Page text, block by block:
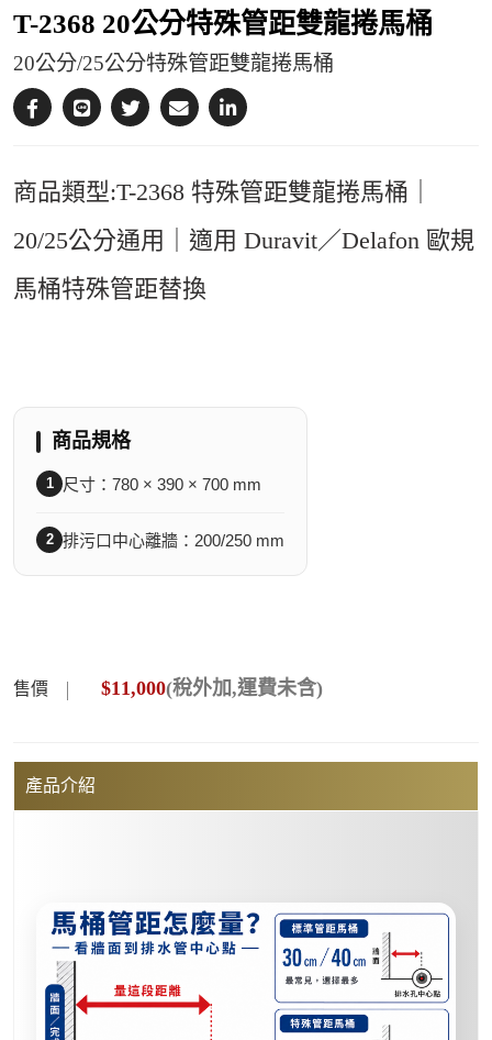
T-2368 20公分特殊管距雙龍捲馬桶
20公分/25公分特殊管距雙龍捲馬桶
商品類型:T-2368 特殊管距雙龍捲馬桶｜
20/25公分通用｜適用 Duravit／Delafon 歐規
馬桶特殊管距替換
商品規格
1 尺寸：780 × 390 × 700 mm
2 排污口中心離牆：200/250 mm
售價 $11,000(稅外加,運費未含)
產品介紹